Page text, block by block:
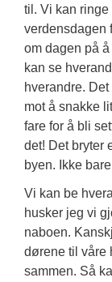
til. Vi kan ringe
verdensdagen
om dagen på
kan se
hverandre. Det
mot å snakke
fare for å bli
det! Det bryter
byen. Ikke
Vi kan be
husker jeg vi
naboen.
dørene til våre
sammen. Så